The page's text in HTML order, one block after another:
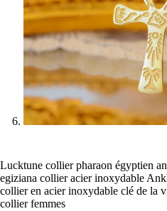
Lucktune collier pharaon égyptien
egiziana collier acier inoxydable
collier en acier inoxydable clé de la
collier femmes